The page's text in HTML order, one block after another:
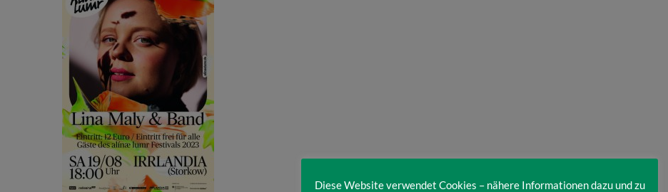
Diese Website verwendet Cookies – nähere Informationen dazu und zu